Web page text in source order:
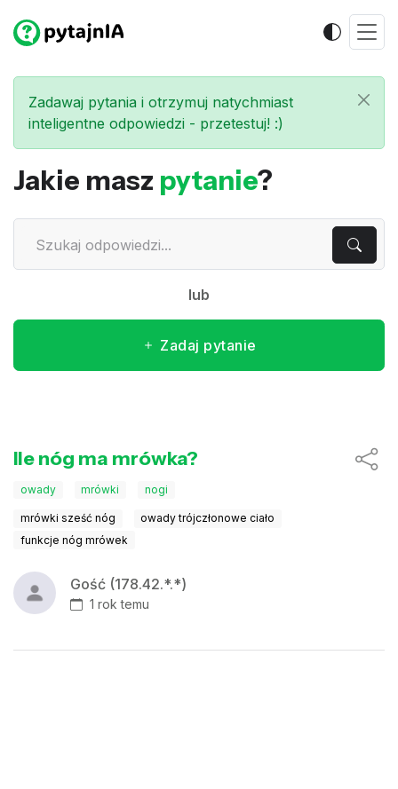
Zadawaj pytania i otrzymuj natychmiast
inteligentne odpowiedzi - przetestuj! :)
Jakie masz pytanie?
lub
Zadaj pytanie
Ile nóg ma mrówka?
owady mrówki nogi
mrówki sześć nóg
owady trójczłonowe ciało
funkcje nóg mrówek
Gość (178.42.*.*)
1 rok temu